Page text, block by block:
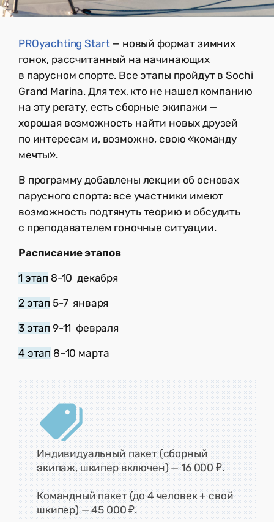
PROyachting Start— новый формат зимних
гонок, рассчитанный на начинающих
в парусном спорте. Все этапы пройдут в Sochi
Grand Marina. Для тех, кто не нашел компанию
на эту регату, есть сборные экипажи —
хорошая возможность найти новых друзей
по интересам и, возможно, свою «команду
мечты».
В программу добавлены лекции об основах
парусного спорта: все участники имеют
возможность подтянуть теорию и обсудить
с преподавателем гоночные ситуации.
Расписание этапов
1 этап 8-10 декабря
2 этап 5-7 января
3 этап 9-11 февраля
4 этап 8–10 марта
Индивидуальный пакет (сборный
экипаж, шкипер включен) — 16 000 ₽.
Командный пакет (до 4 человек + свой
шкипер) — 45 000 ₽.